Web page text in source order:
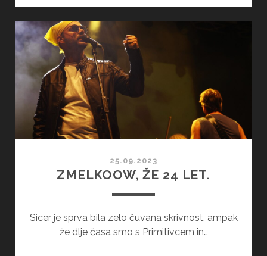
25.09.2023
ZMELKOOW, ŽE 24 LET.
Sicer je sprva bila zelo čuvana skrivnost, ampak
že dlje časa smo s Primitivcem in…